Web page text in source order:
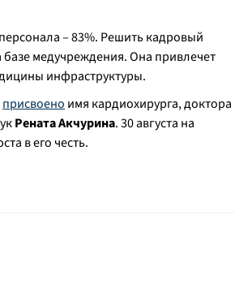
– 83%. Решить кадровый
медучреждения. Она привлечет
инфраструктуры.
присвоено имя кардиохирурга, доктора
Рената Акчурина. 30 августа на
в его честь.